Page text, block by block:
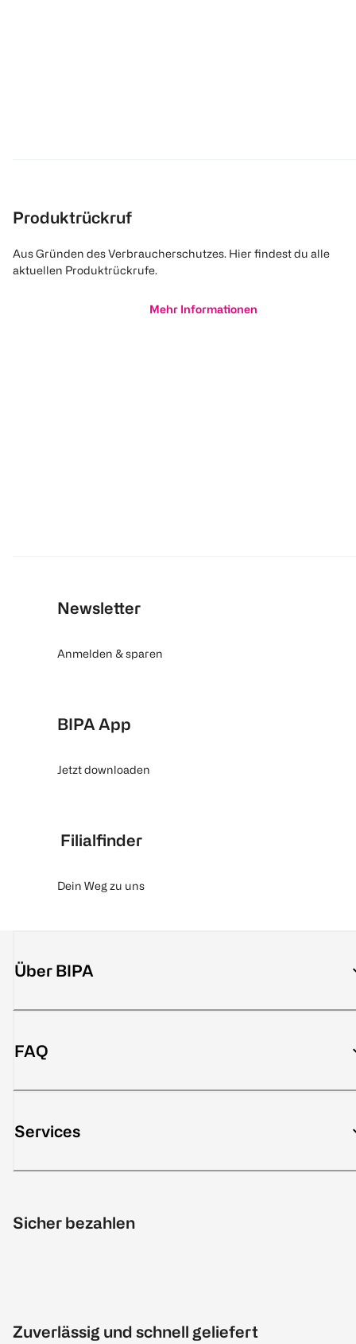
Produktrückruf
Aus Gründen des Verbraucherschutzes. Hier findest du alle
aktuellen Produktrückrufe.
Mehr Informationen
Newsletter
Anmelden & sparen
BIPA App
Jetzt downloaden
Filialfinder
Dein Weg zu uns
Über BIPA
FAQ
Services
Sicher bezahlen
Zuverlässig und schnell geliefert